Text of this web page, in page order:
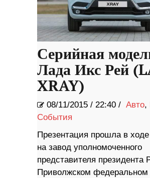
Серийная
Лада Икс Рей
XRAY)
08/11/2015 / 22:40 / Авто,
События
Презентация прошла в
на завод уполномоченного
представителя президента
Приволжском федеральном